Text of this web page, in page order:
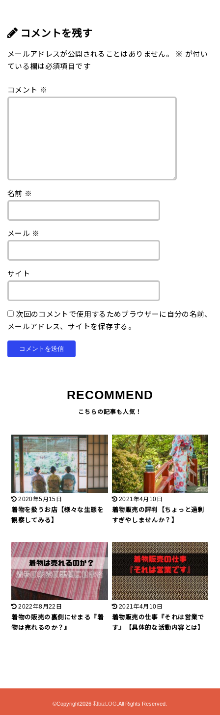
コメントを残す
メールアドレスが公開されることはありません。 ※ が付い
ている欄は必須項目です
コメント ※
名前 ※
メール ※
サイト
次回のコメントで使用するためブラウザーに自分の名前、
メールアドレス、サイトを保存する。
RECOMMEND
2020年5月15日
着物を扱うお店【様々な生態を
観察してみる】
2021年4月10日
着物販売の評判【ちょっと過剰
すぎやしませんか？】
2022年8月22日
着物の販売の裏側にせまる『着
物は売れるのか？』
2021年4月10日
着物販売の仕事『それは営業で
す』【具体的な活動内容とは】
©Copyright2026和bizLOG .All Rights Reserved.